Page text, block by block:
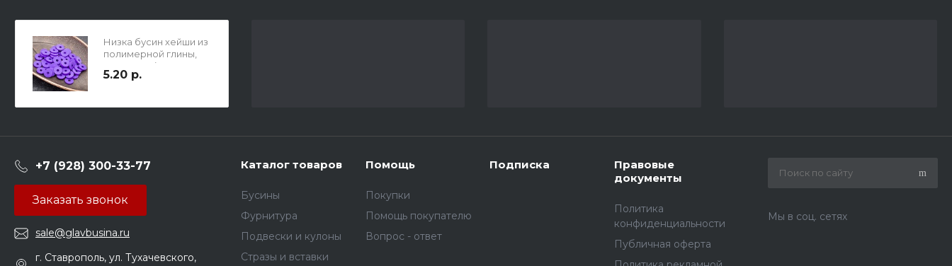
Низка бусин хейши из
полимерной глины,
цвет ирис (ярко-
фиолетовый),на нитке
5.20 р.
+7 (928) 300-33-77
Заказать звонок
sale@glavbusina.ru
г. Ставрополь, ул. Тухачевского,
Каталог товаров
Бусины
Фурнитура
Подвески и кулоны
Стразы и вставки
Помощь
Покупки
Помощь покупателю
Вопрос - ответ
Подписка
Правовые
документы
Политика
конфиденциальности
Публичная оферта
Мы в соц. сетях